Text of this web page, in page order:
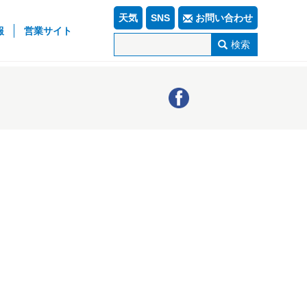
営業サイト
天気 SNS お問い合わせ
検索